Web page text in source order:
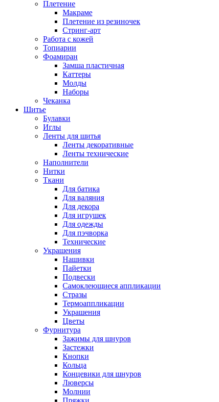
Плетение
Макраме
Плетение из резиночек
Стринг-арт
Работа с кожей
Топиарии
Фоамиран
Замша пластичная
Каттеры
Молды
Наборы
Чеканка
Шитье
Булавки
Иглы
Ленты для шитья
Ленты декоративные
Ленты технические
Наполнители
Нитки
Ткани
Для батика
Для валяния
Для декора
Для игрушек
Для одежды
Для пэчворка
Технические
Украшения
Нашивки
Пайетки
Подвески
Самоклеющиеся аппликации
Стразы
Термоаппликации
Украшения
Цветы
Фурнитура
Зажимы для шнуров
Застежки
Кнопки
Кольца
Концевики для шнуров
Люверсы
Молнии
Пряжки